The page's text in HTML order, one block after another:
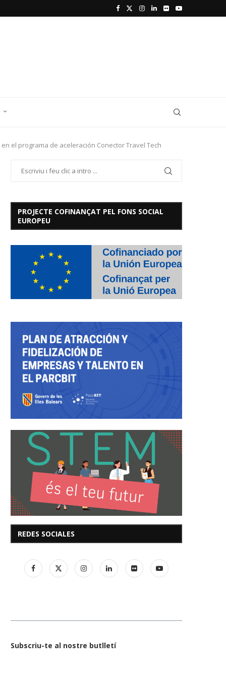
el programa de aceleración Conector Travel Tech
PROJECTE COFINANÇAT PEL FONS SOCIAL
EUROPEU
REDES SOCIALES
Subscriu-te al nostre butlletí